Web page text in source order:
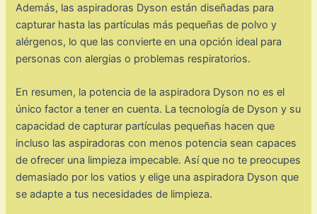
Además, las aspiradoras Dyson están diseñadas para
capturar hasta las partículas más pequeñas de polvo y
alérgenos, lo que las convierte en una opción ideal para
personas con alergias o problemas respiratorios.
En resumen, la potencia de la aspiradora Dyson no es el
único factor a tener en cuenta. La tecnología de Dyson y su
capacidad de capturar partículas pequeñas hacen que
incluso las aspiradoras con menos potencia sean capaces
de ofrecer una limpieza impecable. Así que no te preocupes
demasiado por los vatios y elige una aspiradora Dyson que
se adapte a tus necesidades de limpieza.